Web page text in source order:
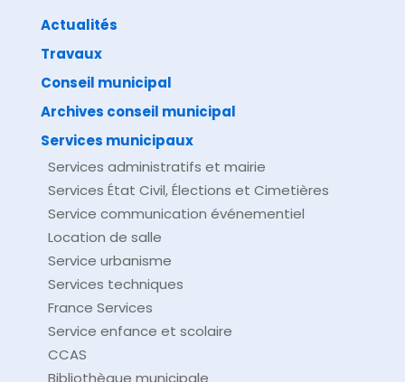
Direction de l'information légale et administrative
Actualités
Travaux
Conseil municipal
Archives conseil municipal
Services municipaux
Services administratifs et mairie
Services État Civil, Élections et Cimetières
Service communication événementiel
Location de salle
Service urbanisme
Services techniques
France Services
Service enfance et scolaire
CCAS